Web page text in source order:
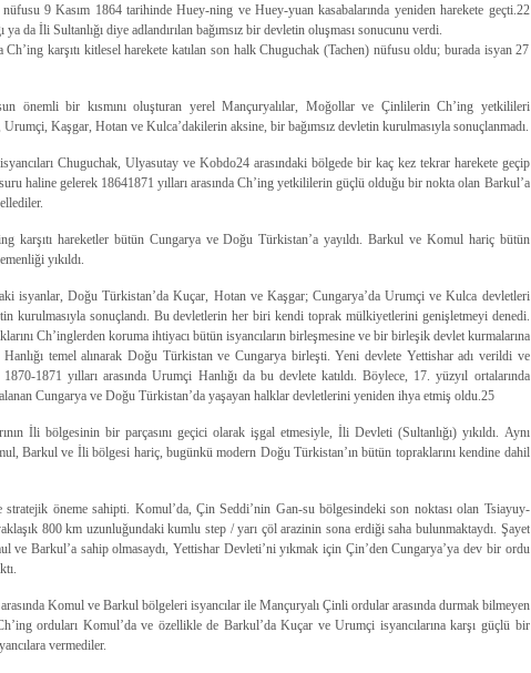
nüfusu 9 Kasım 1864 tarihinde Huey-ning ve Huey-yuan kasabalarında yeniden harekete geçti.22
ya da İli Sultanlığı diye adlandırılan bağımsız bir devletin oluşması sonucunu verdi.
karşıtı kitlesel harekete katılan son halk Chuguchak (Tachen) nüfusu oldu; burada isyan 27
önemli bir kısmını oluşturan yerel Mançuryalılar, Moğollar ve Çinlilerin Ch’ing yetkilileri
Kaşgar, Hotan ve Kulca’dakilerin aksine, bir bağımsız devletin kurulmasıyla sonuçlanmadı.
Chuguchak, Ulyasutay ve Kobdo24 arasındaki bölgede bir kaç kez tekrar harekete geçip
haline gelerek 1864­1871 yılları arasında Ch’ing yetkililerin güçlü olduğu bir nokta olan Barkul’a
karşıtı hareketler bütün Cungarya ve Doğu Türkistan’a yayıldı. Barkul ve Komul hariç bütün
yıkıldı.
isyanlar, Doğu Türkistan’da Kuçar, Hotan ve Kaşgar; Cungarya’da Urumçi ve Kulca devletleri
kurulmasıyla sonuçlandı. Bu devletlerin her biri kendi toprak mülkiyetlerini genişletmeyi denedi.
Ch’inglerden koruma ihtiyacı bütün isyancıların birleşmesine ve bir birleşik devlet kurmalarına
Hanlığı temel alınarak Doğu Türkistan ve Cungarya birleşti. Yeni devlete Yettishar adı verildi ve
1871 yılları arasında Urumçi Hanlığı da bu devlete katıldı. Böylece, 17. yüzyıl ortalarında
Cungarya ve Doğu Türkistan’da yaşayan halklar devletlerini yeniden ihya etmiş oldu.25
İli bölgesinin bir parçasını geçici olarak işgal etmesiyle, İli Devleti (Sultanlığı) yıkıldı. Aynı
Barkul ve İli bölgesi hariç, bugünkü modern Doğu Türkistan’ın bütün topraklarını kendine dahil
stratejik öneme sahipti. Komul’da, Çin Seddi’nin Gan-su bölgesindeki son noktası olan Tsiayuy-
800 km uzunluğundaki kumlu step / yarı çöl arazinin sona erdiği saha bulunmaktaydı. Şayet
ve Barkul’a sahip olmasaydı, Yettishar Devleti’ni yıkmak için Çin’den Cungarya’ya dev bir ordu
Komul ve Barkul bölgeleri isyancılar ile Mançuryalı Çinli ordular arasında durmak bilmeyen
orduları Komul’da ve özellikle de Barkul’da Kuçar ve Urumçi isyancılarına karşı güçlü bir
vermediler.